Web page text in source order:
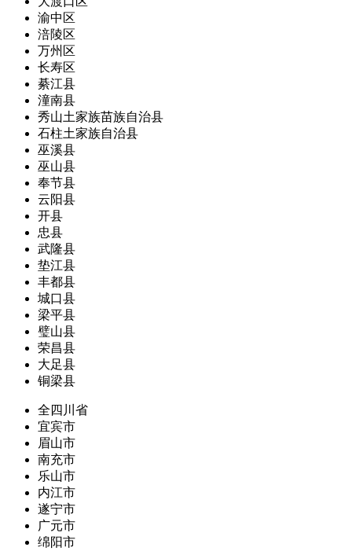
渝中区
涪陵区
万州区
长寿区
綦江县
潼南县
秀山土家族苗族自治县
石柱土家族自治县
巫溪县
巫山县
奉节县
云阳县
开县
忠县
武隆县
垫江县
丰都县
城口县
梁平县
璧山县
荣昌县
大足县
铜梁县
全四川省
宜宾市
眉山市
南充市
乐山市
内江市
遂宁市
广元市
绵阳市